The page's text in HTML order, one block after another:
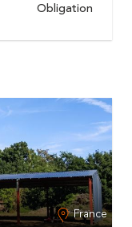
Obligation
France